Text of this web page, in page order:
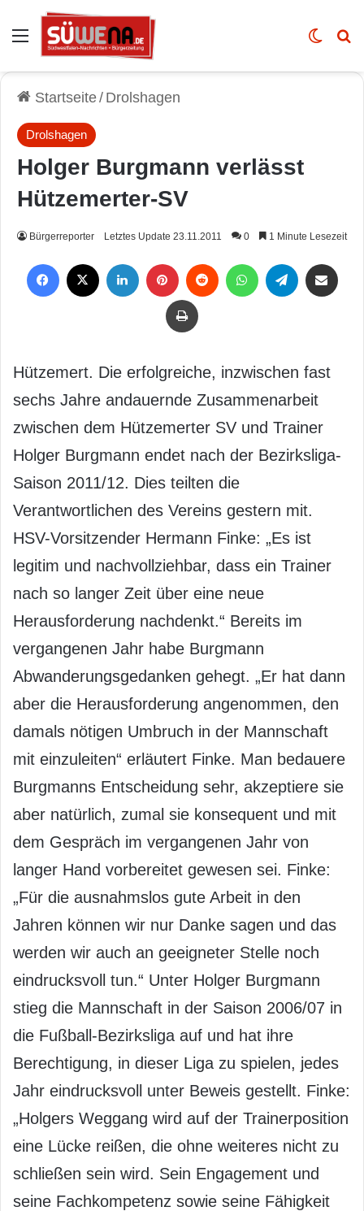
Auswahl Skin
Startseite/ Drolshagen
Drolshagen
Holger Burgmann verlässt
Hützemerter-SV
Bürgerreporter Letztes Update 23.11.2011 0 1 Minute Lesezeit
Drucken
Hützemert. Die erfolgreiche, inzwischen fast
sechs Jahre andauernde Zusammenarbeit
zwischen dem Hützemerter SV und Trainer
Holger Burgmann endet nach der Bezirksliga-
Saison 2011/12. Dies teilten die
Verantwortlichen des Vereins gestern mit.
HSV-Vorsitzender Hermann Finke: „Es ist
legitim und nachvollziehbar, dass ein Trainer
nach so langer Zeit über eine neue
Herausforderung nachdenkt.“ Bereits im
vergangenen Jahr habe Burgmann
Abwanderungsgedanken gehegt. „Er hat dann
aber die Herausforderung angenommen, den
damals nötigen Umbruch in der Mannschaft
mit einzuleiten“ erläutert Finke. Man bedauere
Burgmanns Entscheidung sehr, akzeptiere sie
aber natürlich, zumal sie konsequent und mit
dem Gespräch im vergangenen Jahr von
langer Hand vorbereitet gewesen sei. Finke:
„Für die ausnahmslos gute Arbeit in den
Jahren können wir nur Danke sagen und das
werden wir auch an geeigneter Stelle noch
eindrucksvoll tun.“ Unter Holger Burgmann
stieg die Mannschaft in der Saison 2006/07 in
die Fußball-Bezirksliga auf und hat ihre
Berechtigung, in dieser Liga zu spielen, jedes
Jahr eindrucksvoll unter Beweis gestellt. Finke:
„Holgers Weggang wird auf der Trainerposition
eine Lücke reißen, die ohne weiteres nicht zu
schließen sein wird. Sein Engagement und
seine Fachkompetenz sowie seine Fähigkeit